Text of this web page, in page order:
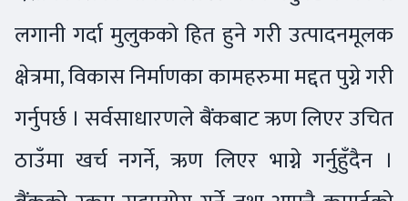
लगानी गर्दा मुलुकको हित हुने गरी उत्पादनमूलक
क्षेत्रमा, विकास निर्माणका कामहरुमा मद्दत पुग्ने गरी
गर्नुपर्छ । सर्वसाधारणले बैंकबाट ऋण लिएर उचित
ठाउँमा खर्च नगर्ने, ऋण लिएर भाग्ने गर्नुहुँदैन ।